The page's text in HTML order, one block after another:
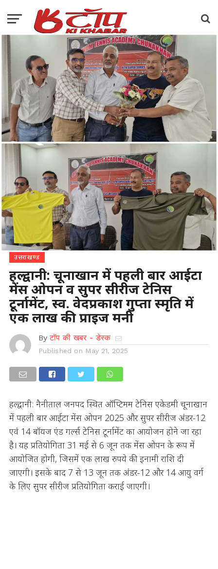
उत्तराखण्ड
हल्द्वानी: चूनाखान में पहली बार आईटा
मेंस ओपन व सुपर सीरीज टेनिस
टूर्नामेंट, स्व. वेदप्रकाश गुप्ता स्मृति में
एक लाख की प्राइज मनी
By टॉप की खबर - डेस्क
Published on May 21, 2025
हल्द्वानी: नैनीताल जनपद स्थित ऑप्टिमम टेनिस एकेडमी चूनाखान
में पहली बार आईटा मेंस ओपन 2025 और सुपर सीरीज अंडर-12
एवं 14 बॉयज एंड गर्ल्स टेनिस टूर्नामेंट का आयोजन होने जा रहा
है। यह प्रतियोगिता 31 मई से 6 जून तक मेंस ओपन के रूप में
आयोजित होगी, जिसमें एक लाख रुपये की इनामी राशि दी
जाएगी। इसके बाद 7 से 13 जून तक अंडर-12 और 14 आयु वर्ग
के लिए सुपर सीरीज प्रतियोगिता कराई जाएगी।